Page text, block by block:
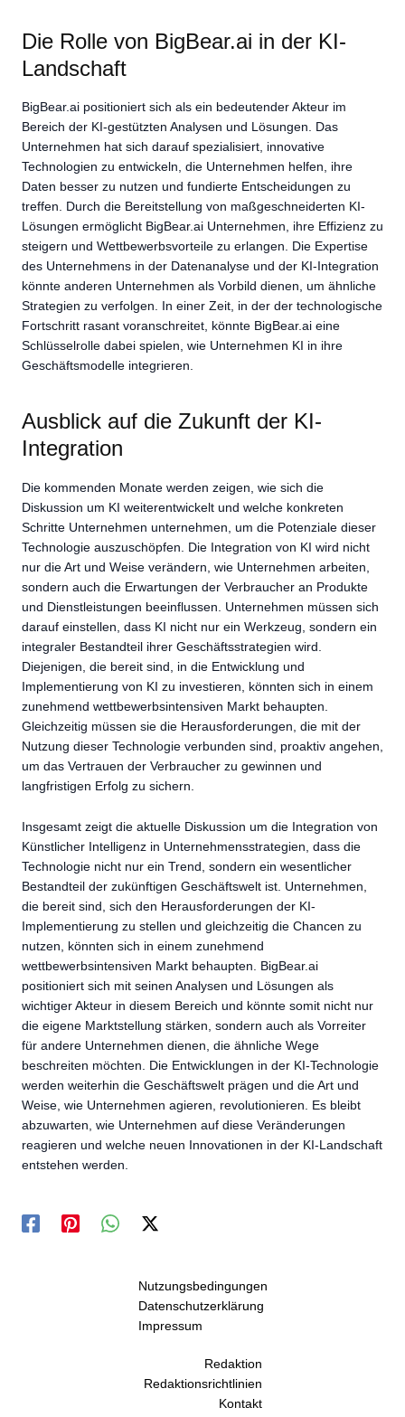
Die Rolle von BigBear.ai in der KI-
Landschaft
BigBear.ai positioniert sich als ein bedeutender Akteur im
Bereich der KI-gestützten Analysen und Lösungen. Das
Unternehmen hat sich darauf spezialisiert, innovative
Technologien zu entwickeln, die Unternehmen helfen, ihre
Daten besser zu nutzen und fundierte Entscheidungen zu
treffen. Durch die Bereitstellung von maßgeschneiderten KI-
Lösungen ermöglicht BigBear.ai Unternehmen, ihre Effizienz zu
steigern und Wettbewerbsvorteile zu erlangen. Die Expertise
des Unternehmens in der Datenanalyse und der KI-Integration
könnte anderen Unternehmen als Vorbild dienen, um ähnliche
Strategien zu verfolgen. In einer Zeit, in der der technologische
Fortschritt rasant voranschreitet, könnte BigBear.ai eine
Schlüsselrolle dabei spielen, wie Unternehmen KI in ihre
Geschäftsmodelle integrieren.
Ausblick auf die Zukunft der KI-
Integration
Die kommenden Monate werden zeigen, wie sich die
Diskussion um KI weiterentwickelt und welche konkreten
Schritte Unternehmen unternehmen, um die Potenziale dieser
Technologie auszuschöpfen. Die Integration von KI wird nicht
nur die Art und Weise verändern, wie Unternehmen arbeiten,
sondern auch die Erwartungen der Verbraucher an Produkte
und Dienstleistungen beeinflussen. Unternehmen müssen sich
darauf einstellen, dass KI nicht nur ein Werkzeug, sondern ein
integraler Bestandteil ihrer Geschäftsstrategien wird.
Diejenigen, die bereit sind, in die Entwicklung und
Implementierung von KI zu investieren, könnten sich in einem
zunehmend wettbewerbsintensiven Markt behaupten.
Gleichzeitig müssen sie die Herausforderungen, die mit der
Nutzung dieser Technologie verbunden sind, proaktiv angehen,
um das Vertrauen der Verbraucher zu gewinnen und
langfristigen Erfolg zu sichern.
Insgesamt zeigt die aktuelle Diskussion um die Integration von
Künstlicher Intelligenz in Unternehmensstrategien, dass die
Technologie nicht nur ein Trend, sondern ein wesentlicher
Bestandteil der zukünftigen Geschäftswelt ist. Unternehmen,
die bereit sind, sich den Herausforderungen der KI-
Implementierung zu stellen und gleichzeitig die Chancen zu
nutzen, könnten sich in einem zunehmend
wettbewerbsintensiven Markt behaupten. BigBear.ai
positioniert sich mit seinen Analysen und Lösungen als
wichtiger Akteur in diesem Bereich und könnte somit nicht nur
die eigene Marktstellung stärken, sondern auch als Vorreiter
für andere Unternehmen dienen, die ähnliche Wege
beschreiten möchten. Die Entwicklungen in der KI-Technologie
werden weiterhin die Geschäftswelt prägen und die Art und
Weise, wie Unternehmen agieren, revolutionieren. Es bleibt
abzuwarten, wie Unternehmen auf diese Veränderungen
reagieren und welche neuen Innovationen in der KI-Landschaft
entstehen werden.
Nutzungsbedingungen
Datenschutzerklärung
Impressum
Redaktion
Redaktionsrichtlinien
Kontakt